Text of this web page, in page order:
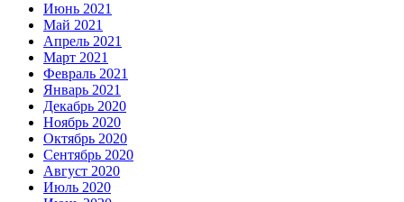
Июнь 2021
Май 2021
Апрель 2021
Март 2021
Февраль 2021
Январь 2021
Декабрь 2020
Ноябрь 2020
Октябрь 2020
Сентябрь 2020
Август 2020
Июль 2020